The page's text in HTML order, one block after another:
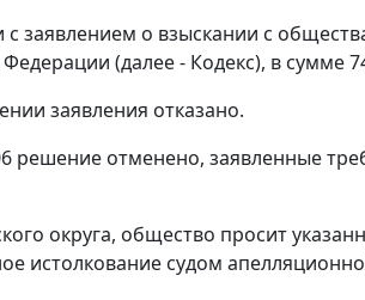
заявлением о взыскании с
(далее - Кодекс), в сумме
заявления отказано.
решение отменено, заявленные
округа, общество просит
истолкование судом